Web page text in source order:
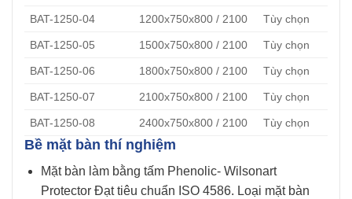
BAT-1250-04 1200x750x800 / 2100 Tùy chọn
BAT-1250-05 1500x750x800 / 2100 Tùy chọn
BAT-1250-06 1800x750x800 / 2100 Tùy chọn
BAT-1250-07 2100x750x800 / 2100 Tùy chọn
BAT-1250-08 2400x750x800 / 2100 Tùy chọn
Bề mặt bàn thí nghiệm
Mặt bàn làm bằng tấm Phenolic- Wilsonart
Protector Đạt tiêu chuẩn ISO 4586. Loại mặt bàn